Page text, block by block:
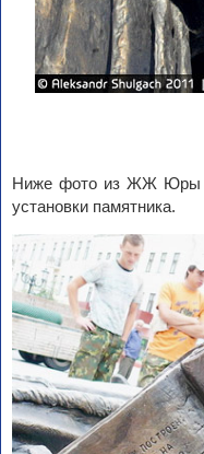
Ниже фото из ЖЖ Юры
установки памятника.